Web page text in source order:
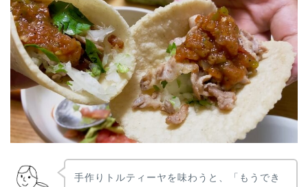
手作りトルティーヤを味わうと、「もうでき